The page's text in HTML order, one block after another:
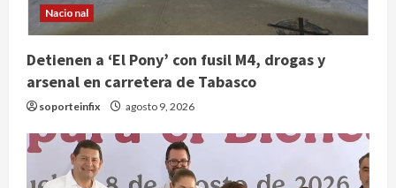
Nacional
Detienen a ‘El Pony’ con fusil M4, drogas y
arsenal en carretera de Tabasco
soporteinfix agosto 9, 2026
2
Nacional
Detienen a ‘El Pony’ con fusil M4,
Tabasco
agosto 9, 2026
Melanie Martinez se presenta en el
Palacio de los Deportes con su tour
‘Hades: The Sacrifice’